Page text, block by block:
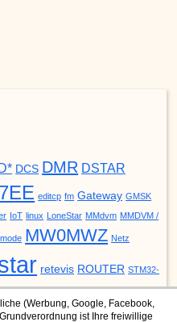
D* DCS DMR DSTAR
editcp fm Gateway GMSK
IoT linux LoneStar MMdvm MMDVM /
mode MW0MWZ Netz
retevis ROUTER STM32-
YSF
(Werbung, Google, Facebook,
ist Ihre freiwillige